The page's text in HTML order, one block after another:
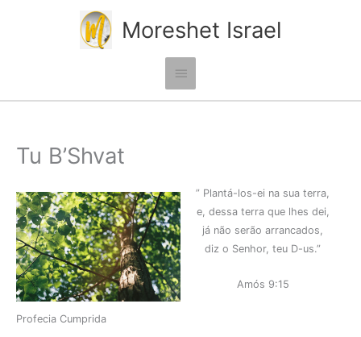
Moreshet Israel
Menu
principal
Tu B’Shvat
” Plantá-los-ei na sua terra,
e, dessa terra que lhes dei,
já não serão arrancados,
diz o Senhor, teu D-us.”
Amós 9:15
Profecia Cumprida